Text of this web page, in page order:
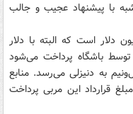
با پیشنهاد عجیب و جالب
رقم قرارداد دنیزلی 5/1میلیون دلار است که البته با دلار
باشگاه پرداخت می‌شود
یک‌فصل‌ونیم به دنیزلی می‌رسد. منابع
که 30درصد از مبلغ قرارداد این مربی پرداخت